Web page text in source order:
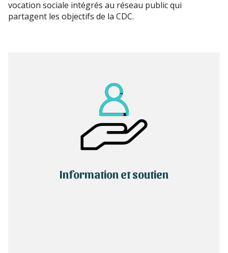
vocation sociale intégrés au réseau public qui
partagent les objectifs de la CDC.
Information et soutien